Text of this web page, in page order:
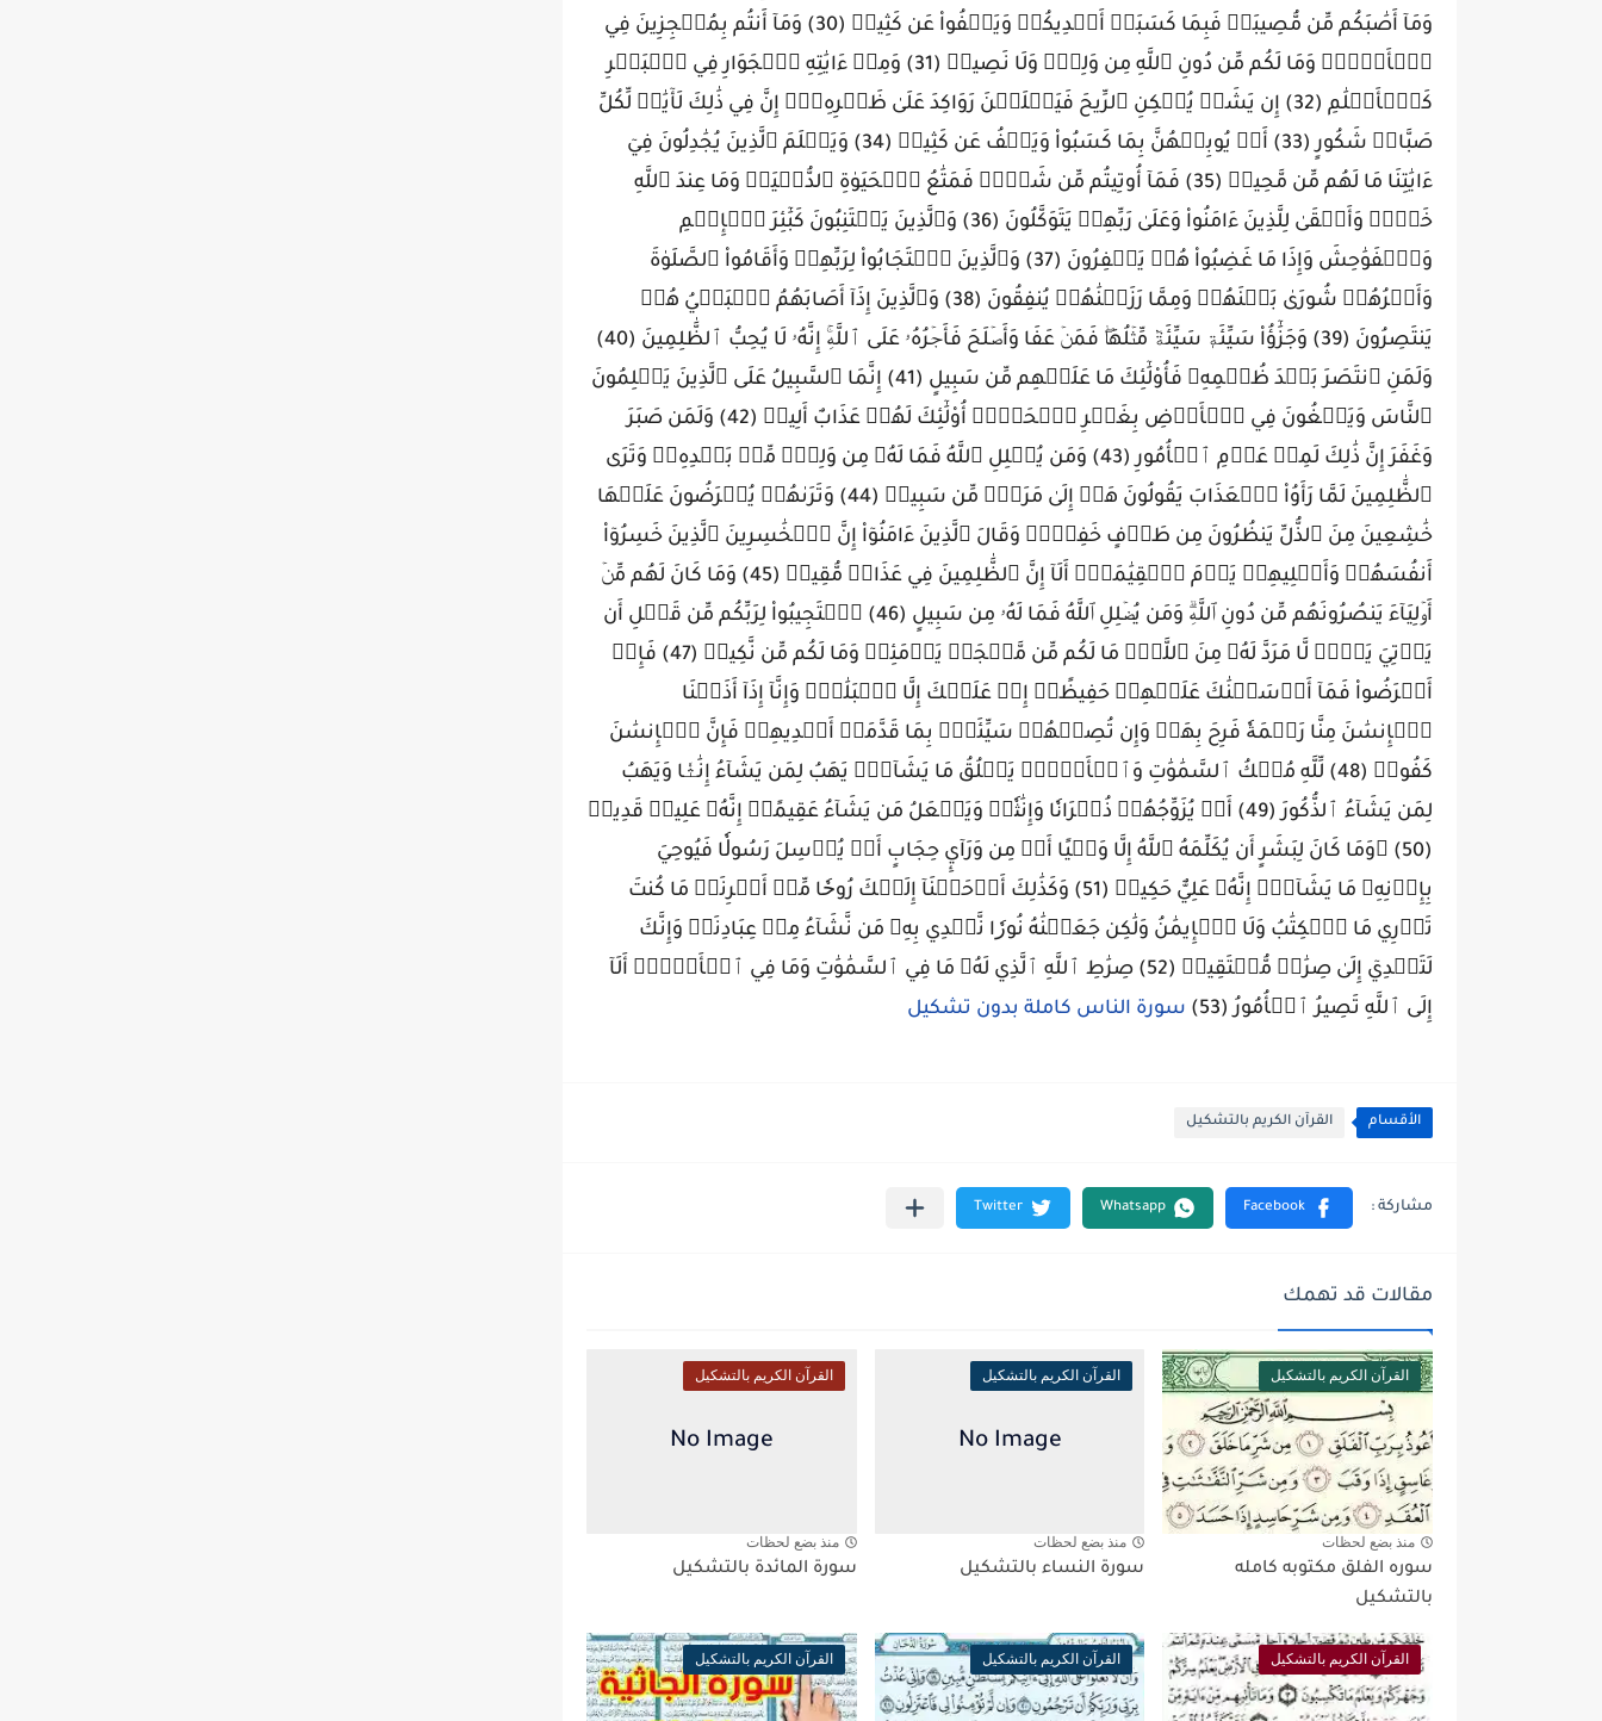
وَمَآ أَصَٰبَكُم مِّن مُّصِيبَةٖ فَبِمَا كَسَبَتۡ أَيۡدِيكُمۡ وَيَعۡفُواْ عَن كَثِيرٖ (30) وَمَآ أَنتُم بِمُعۡجِزِينَ فِي
ٱلۡأَرۡضِۖ وَمَا لَكُم مِّن دُونِ ٱللَّهِ مِن وَلِيّٖ وَلَا نَصِيرٖ (31) وَمِنۡ ءَايَٰتِهِ ٱلۡجَوَارِ فِي ٱلۡبَحۡرِ
كَٱلۡأَعۡلَٰمِ (32) إِن يَشَأۡ يُسۡكِنِ ٱلرِّيحَ فَيَظۡلَلۡنَ رَوَاكِدَ عَلَىٰ ظَهۡرِهِۦٓۚ إِنَّ فِي ذَٰلِكَ لَأٓيَٰتٖ لِّكُلِّ
صَبَّارٖ شَكُورٍ (33) أَوۡ يُوبِقۡهُنَّ بِمَا كَسَبُواْ وَيَعۡفُ عَن كَثِيرٖ (34) وَيَعۡلَمَ ٱلَّذِينَ يُجَٰدِلُونَ فِيٓ
ءَايَٰتِنَا مَا لَهُم مِّن مَّحِيصٖ (35) فَمَآ أُوتِيتُم مِّن شَيۡءٖ فَمَتَٰعُ ٱلۡحَيَوٰةِ ٱلدُّنۡيَاۚ وَمَا عِندَ ٱللَّهِ
خَيۡرٞ وَأَبۡقَىٰ لِلَّذِينَ ءَامَنُواْ وَعَلَىٰ رَبِّهِمۡ يَتَوَكَّلُونَ (36) وَٱلَّذِينَ يَجۡتَنِبُونَ كَبَٰٓئِرَ ٱلۡإِثۡمِ
وَٱلۡفَوَٰحِشَ وَإِذَا مَا غَضِبُواْ هُمۡ يَغۡفِرُونَ (37) وَٱلَّذِينَ ٱسۡتَجَابُواْ لِرَبِّهِمۡ وَأَقَامُواْ ٱلصَّلَوٰةَ
وَأَمۡرُهُمۡ شُورَىٰ بَيۡنَهُمۡ وَمِمَّا رَزَقۡنَٰهُمۡ يُنفِقُونَ (38) وَٱلَّذِينَ إِذَآ أَصَابَهُمُ ٱلۡبَغۡيُ هُمۡ
يَنتَصِرُونَ (39) وَجَزَٰٓؤُاْ سَيِّئَةٖ سَيِّئَةٞ مِّثۡلُهَاۖ فَمَنۡ عَفَا وَأَصۡلَحَ فَأَجۡرُهُۥ عَلَى ٱللَّهِۚ إِنَّهُۥ لَا يُحِبُّ ٱلظَّٰلِمِينَ (40)
وَلَمَنِ ٱنتَصَرَ بَعۡدَ ظُلۡمِهِۦ فَأُوْلَٰٓئِكَ مَا عَلَيۡهِم مِّن سَبِيلٍ (41) إِنَّمَا ٱلسَّبِيلُ عَلَى ٱلَّذِينَ يَظۡلِمُونَ
ٱلنَّاسَ وَيَبۡغُونَ فِي ٱلۡأَرۡضِ بِغَيۡرِ ٱلۡحَقِّۚ أُوْلَٰٓئِكَ لَهُمۡ عَذَابٌ أَلِيمٞ (42) وَلَمَن صَبَرَ
وَغَفَرَ إِنَّ ذَٰلِكَ لَمِنۡ عَزۡمِ ٱلۡأُمُورِ (43) وَمَن يُضۡلِلِ ٱللَّهُ فَمَا لَهُۥ مِن وَلِيّٖ مِّنۢ بَعۡدِهِۦۗ وَتَرَى
ٱلظَّٰلِمِينَ لَمَّا رَأَوُاْ ٱلۡعَذَابَ يَقُولُونَ هَلۡ إِلَىٰ مَرَدّٖ مِّن سَبِيلٖ (44) وَتَرَىٰهُمۡ يُعۡرَضُونَ عَلَيۡهَا
خَٰشِعِينَ مِنَ ٱلذُّلِّ يَنظُرُونَ مِن طَرۡفٍ خَفِيّٖۗ وَقَالَ ٱلَّذِينَ ءَامَنُوٓاْ إِنَّ ٱلۡخَٰسِرِينَ ٱلَّذِينَ خَسِرُوٓاْ
أَنفُسَهُمۡ وَأَهۡلِيهِمۡ يَوۡمَ ٱلۡقِيَٰمَةِۗ أَلَآ إِنَّ ٱلظَّٰلِمِينَ فِي عَذَابٖ مُّقِيمٖ (45) وَمَا كَانَ لَهُم مِّنۡ
أَوۡلِيَآءَ يَنصُرُونَهُم مِّن دُونِ ٱللَّهِۗ وَمَن يُضۡلِلِ ٱللَّهُ فَمَا لَهُۥ مِن سَبِيلٍ (46) ٱسۡتَجِيبُواْ لِرَبِّكُم مِّن قَبۡلِ أَن
يَأۡتِيَ يَوۡمٞ لَّا مَرَدَّ لَهُۥ مِنَ ٱللَّهِۚ مَا لَكُم مِّن مَّلۡجَإٖ يَوۡمَئِذٖ وَمَا لَكُم مِّن نَّكِيرٖ (47) فَإِنۡ
أَعۡرَضُواْ فَمَآ أَرۡسَلۡنَٰكَ عَلَيۡهِمۡ حَفِيظًاۖ إِنۡ عَلَيۡكَ إِلَّا ٱلۡبَلَٰغُۗ وَإِنَّآ إِذَآ أَذَقۡنَا
ٱلۡإِنسَٰنَ مِنَّا رَحۡمَةٗ فَرِحَ بِهَاۖ وَإِن تُصِبۡهُمۡ سَيِّئَةُۢ بِمَا قَدَّمَتۡ أَيۡدِيهِمۡ فَإِنَّ ٱلۡإِنسَٰنَ
كَفُورٞ (48) لِّلَّهِ مُلۡكُ ٱلسَّمَٰوَٰتِ وَٱلۡأَرۡضِۚ يَخۡلُقُ مَا يَشَآءُۚ يَهَبُ لِمَن يَشَآءُ إِنَٰثٗا وَيَهَبُ
لِمَن يَشَآءُ ٱلذُّكُورَ (49) أَوۡ يُزَوِّجُهُمۡ ذُكۡرَانٗا وَإِنَٰثٗاۖ وَيَجۡعَلُ مَن يَشَآءُ عَقِيمًاۚ إِنَّهُۥ عَلِيمٞ قَدِيرٞ
(50) ۞وَمَا كَانَ لِبَشَرٍ أَن يُكَلِّمَهُ ٱللَّهُ إِلَّا وَحۡيًا أَوۡ مِن وَرَآيِٕ حِجَابٍ أَوۡ يُرۡسِلَ رَسُولٗا فَيُوحِيَ
بِإِذۡنِهِۦ مَا يَشَآءُۚ إِنَّهُۥ عَلِيٌّ حَكِيمٞ (51) وَكَذَٰلِكَ أَوۡحَيۡنَآ إِلَيۡكَ رُوحٗا مِّنۡ أَمۡرِنَاۚ مَا كُنتَ
تَدۡرِي مَا ٱلۡكِتَٰبُ وَلَا ٱلۡإِيمَٰنُ وَلَٰكِن جَعَلۡنَٰهُ نُورٗا نَّهۡدِي بِهِۦ مَن نَّشَآءُ مِنۡ عِبَادِنَاۚ وَإِنَّكَ
لَتَهۡدِيٓ إِلَىٰ صِرَٰطٖ مُّسۡتَقِيمٖ (52) صِرَٰطِ ٱللَّهِ ٱلَّذِي لَهُۥ مَا فِي ٱلسَّمَٰوَٰتِ وَمَا فِي ٱلۡأَرۡضِۗ أَلَآ
إِلَى ٱللَّهِ تَصِيرُ ٱلۡأُمُورُ (53)
سورة الناس كاملة بدون تشكيل
الأقسام القرآن الكريم بالتشكيل
مقالات قد تهمك
القرآن الكريم بالتشكيل
منذ بضع لحظات
سوره الفلق مكتوبه كامله
بالتشكيل
القرآن الكريم بالتشكيل
منذ بضع لحظات
سورة النساء بالتشكيل
القرآن الكريم بالتشكيل
منذ بضع لحظات
سورة المائدة بالتشكيل
القرآن الكريم بالتشكيل القرآن الكريم بالتشكيل القرآن الكريم بالتشكيل